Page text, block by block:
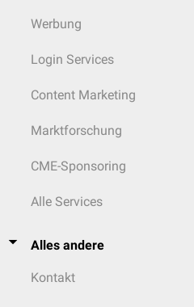
Werbung
Login Services
Content Marketing
Marktforschung
CME-Sponsoring
Alle Services
Alles andere
Kontakt